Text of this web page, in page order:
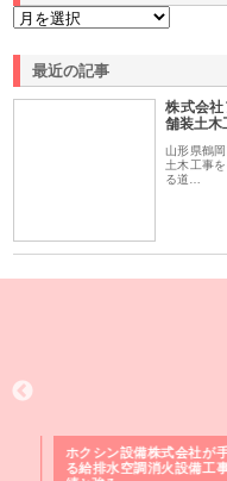
最近の記事
株式会
舗装土木
山形県鶴
土木工事
る道…
ホクシン設備株式会社が手
る給排水空調消火設備工事